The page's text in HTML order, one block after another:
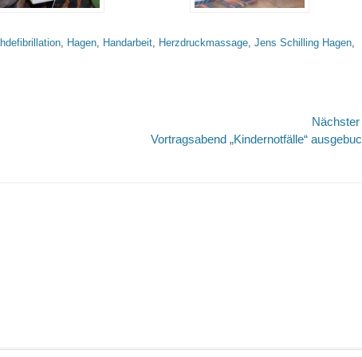
, Hagen, Handarbeit, Herzdruckmassage, Jens Schilling Hagen,
Vortragsabend „Kindernotfälle“